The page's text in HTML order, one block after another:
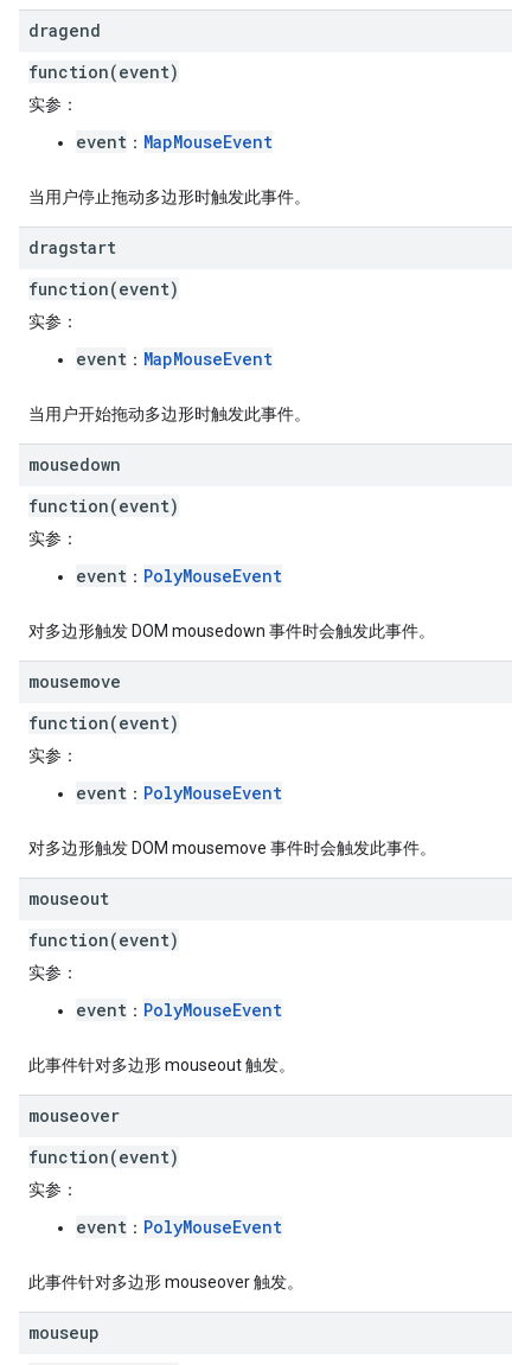
dragend
function(event)
实参 ：
event ： MapMouseEvent
当用户停止拖动多边形时触发此事件。
dragstart
function(event)
实参 ：
event ： MapMouseEvent
当用户开始拖动多边形时触发此事件。
mousedown
function(event)
实参 ：
event ： PolyMouseEvent
对多边形触发 DOM mousedown 事件时会触发此事件。
mousemove
function(event)
实参 ：
event ： PolyMouseEvent
对多边形触发 DOM mousemove 事件时会触发此事件。
mouseout
function(event)
实参 ：
event ： PolyMouseEvent
此事件针对多边形 mouseout 触发。
mouseover
function(event)
实参 ：
event ： PolyMouseEvent
此事件针对多边形 mouseover 触发。
mouseup